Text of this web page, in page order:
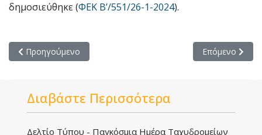
δημοσιεύθηκε (ΦΕΚ Β’/551/26-1-2024).
Προηγούμενο άρθρο: Δελτίο Τύπου - Απόφαση της ΑΔΑΕ
Προηγούμενο Επόμενο
Επόμενο
Διαβάστε Περισσότερα
Δελτίο Τύπου - Παγκόσμια Ημέρα Ταχυδρομείων